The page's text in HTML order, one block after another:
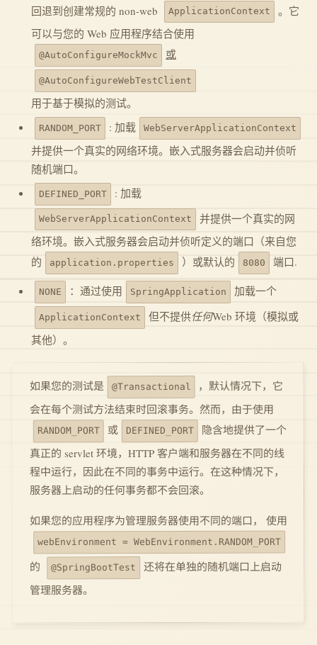
回退到创建常规的 non-web ApplicationContext
。它
可以与您的 Web 应用程序结合使用
@AutoConfigureMockMvc 或
@AutoConfigureWebTestClient
用于基于模拟的测试。
RANDOM_PORT : 加载 WebServerApplicationContext
并提供一个真实的网络环境。嵌入式服务器会启动并侦听
随机端口。
DEFINED_PORT : 加载
WebServerApplicationContext
并提供一个真实的网
络环境。嵌入式服务器会启动并侦听定义的端口（来自您
的
application.properties ）或默认的 8080 端口.
NONE ：通过使用 SpringApplication 加载一个
ApplicationContext 但不提供任何Web 环境（模拟或
其他）。
如果您的测试是 @Transactional ，默认情况下，它
会在每个测试方法结束时回滚事务。然而，由于使用
RANDOM_PORT 或 DEFINED_PORT 隐含地提供了一个
真正的 servlet 环境，HTTP 客户端和服务器在不同的线
程中运行，因此在不同的事务中运行。在这种情况下，
服务器上启动的任何事务都不会回滚。
如果您的应用程序为管理服务器使用不同的端口， 使用
webEnvironment = WebEnvironment.RANDOM_PORT
的 @SpringBootTest 还将在单独的随机端口上启动
管理服务器。